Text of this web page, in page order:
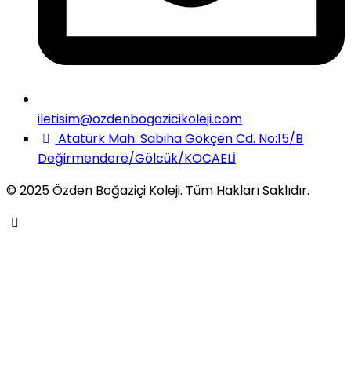
iletisim@ozdenbogazicikoleji.com
Atatürk Mah. Sabiha Gökçen Cd. No:15/B
Değirmendere/Gölcük/KOCAELİ
© 2025 Özden Boğaziçi Koleji. Tüm Hakları Saklıdır.